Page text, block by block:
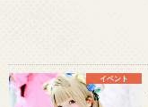
イベント